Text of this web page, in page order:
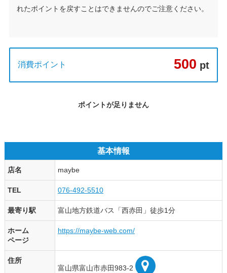
れたポイントを戻すことはできませんのでご注意ください。
消費ポイント 500 pt
ポイントが足りません
基本情報
店名 maybe
TEL 076-492-5510
最寄り駅 富山地方鉄道バス「西赤田」徒歩1分
ホーム
ページ
https://maybe-web.com/
住所
富山県富山市赤田983-2